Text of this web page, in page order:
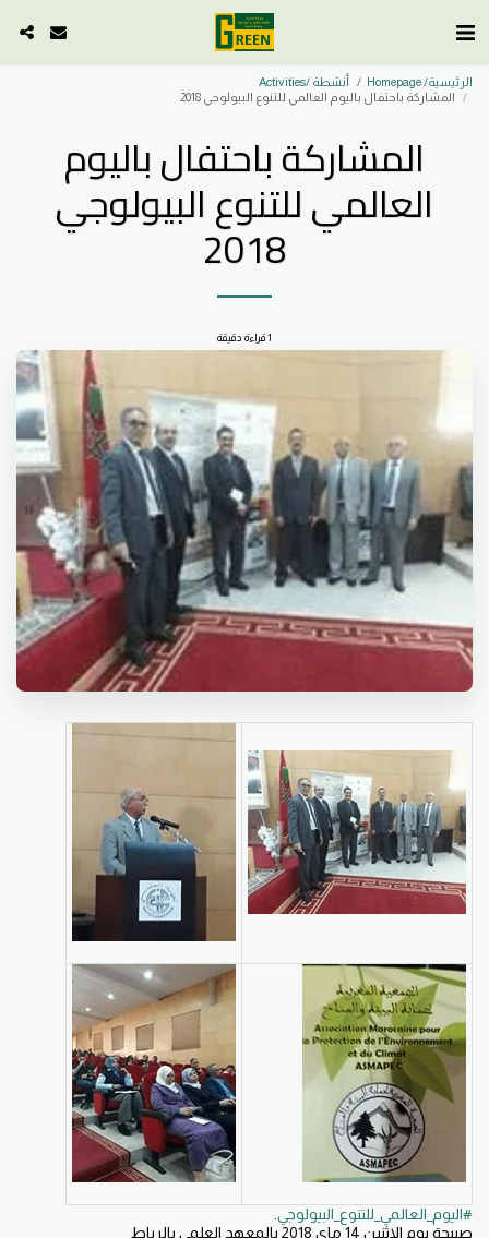
الرئيسية/ Homepage
أنشطة /Activities
المشاركة باحتفال باليوم العالمي للتنوع البيولوجي 2018
المشاركة باحتفال باليوم
العالمي للتنوع البيولوجي
2018
1 قراءة دقيقة
#اليوم_العالمي_للتنوع_البيولوجي.
صبيحة يوم الاثنين 14 ماي 2018 بالمعهد العلمي بالرباط